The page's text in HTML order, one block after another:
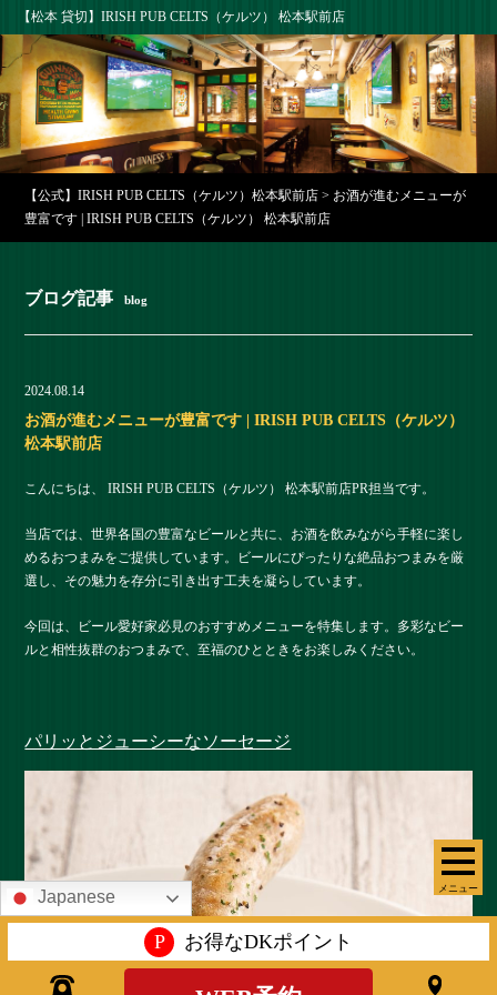
【松本 貸切】IRISH PUB CELTS（ケルツ） 松本駅前店
メニュー
【公式】IRISH PUB CELTS（ケルツ）松本駅前店 > お酒が進むメニューが
豊富です | IRISH PUB CELTS（ケルツ） 松本駅前店
ブログ記事 blog
2024.08.14
お酒が進むメニューが豊富です | IRISH PUB CELTS（ケルツ）
松本駅前店
こんにちは、 IRISH PUB CELTS（ケルツ） 松本駅前店PR担当です。
当店では、世界各国の豊富なビールと共に、お酒を飲みながら手軽に楽し
めるおつまみをご提供しています。ビールにぴったりな絶品おつまみを厳
選し、その魅力を存分に引き出す工夫を凝らしています。
今回は、ビール愛好家必見のおすすめメニューを特集します。多彩なビー
ルと相性抜群のおつまみで、至福のひとときをお楽しみください。
パリッとジューシーなソーセージ
Japanese
P お得なDKポイント